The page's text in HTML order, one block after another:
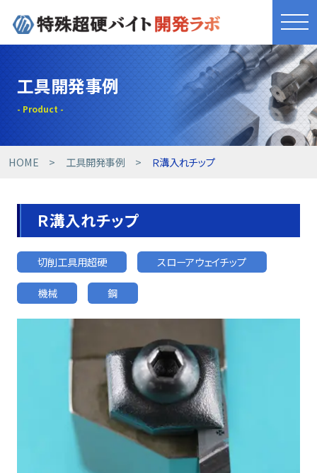
きれものづくり
商品・サービス
工具開発事例
技術コラム
設備紹介
お客様の声
よくある質問
0274-62-1744
（平日：9:00 ~ 17:00)
工具開発事例
HOME 工具開発事例 Ｒ溝入れチップ
Ｒ溝入れチップ
切削工具用超硬 スローアウェイチップ
機械 鋼